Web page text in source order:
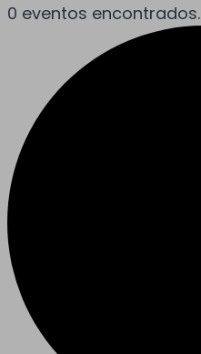
0 eventos encontrados.